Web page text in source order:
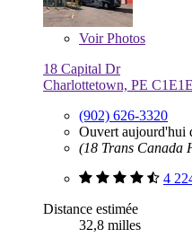
VoirPhotos
18 Capital Dr
Charlottetown, PE
(902) 626-3320
Ouvert aujourd'hui
(18 Trans Canada
4
Distance estimée
32,8 milles